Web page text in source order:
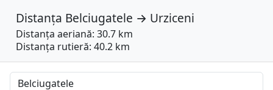
Distanța Belciugatele → Urziceni
Distanța aeriană: 30.7 km
Distanța rutieră: 40.2 km